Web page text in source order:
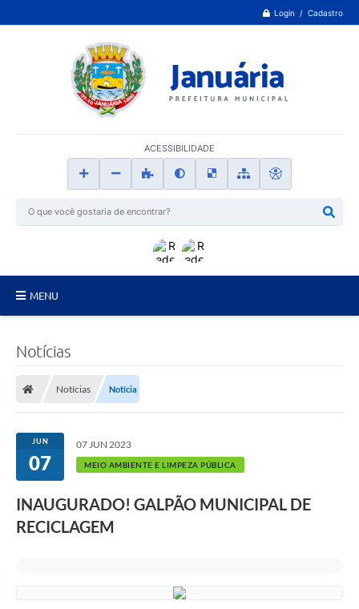
Login / Cadastro
ACESSIBILIDADE
MENU
Secretarias
Tributos
Contratos
Notícias
Notícias Notícia
JUN
07
07 JUN 2023
MEIO AMBIENTE E LIMPEZA PÚBLICA
INAUGURADO! GALPÃO MUNICIPAL DE
RECICLAGEM